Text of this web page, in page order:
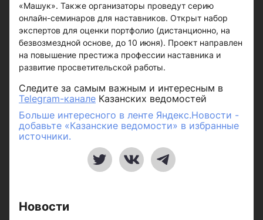
«Машук». Также организаторы проведут серию
онлайн-семинаров для наставников. Открыт набор
экспертов для оценки портфолио (дистанционно, на
безвозмездной основе, до 10 июня). Проект направлен
на повышение престижа профессии наставника и
развитие просветительской работы.
Следите за самым важным и интересным в
Telegram-канале Казанских ведомостей
Больше интересного в ленте Яндекс.Новости -
добавьте «Казанские ведомости» в избранные
источники.
Новости